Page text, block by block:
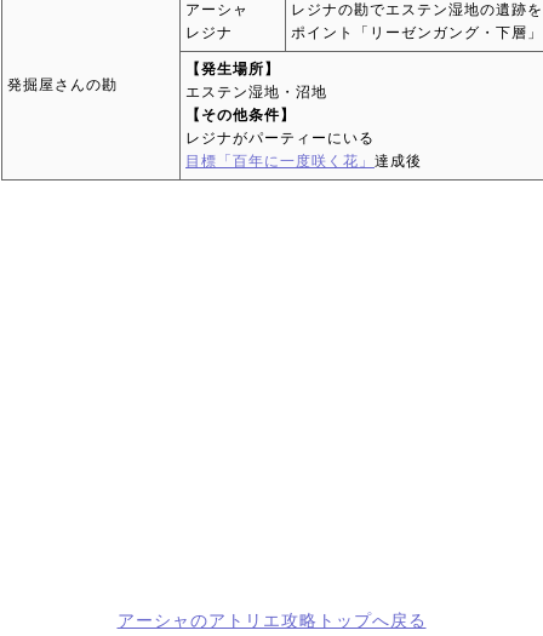
発掘屋さんの勘
アーシャ
レジナ
レジナの勘でエステン湿地の遺跡
ポイント「リーゼンガング・下層
【発生場所】
エステン湿地・沼地
【その他条件】
レジナがパーティーにいる
目標「百年に一度咲く花」 達成後
アーシャのアトリエ攻略トップへ戻る